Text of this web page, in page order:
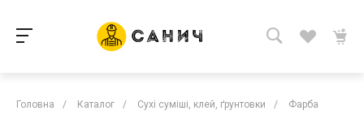
Головна / Каталог / Сухі суміші, клей, ґрунтовки / Фарба